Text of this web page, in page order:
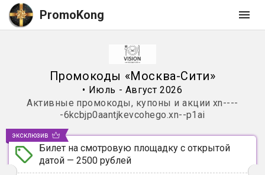
PromoKong
Промокоды «Москва-Сити»
• Июль - Август 2026
Активные промокоды, купоны и акции xn----
-6kcbjp0aantjkevcohego.xn--p1ai
Билет на смотровую площадку с открытой
датой — 2500 рублей
эксклюзив